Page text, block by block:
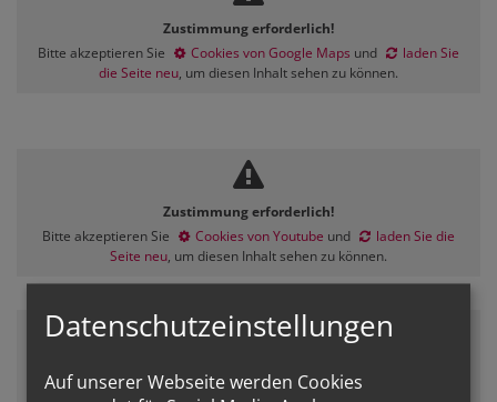
Zustimmung erforderlich!
Bitte akzeptieren Sie
Cookies von Google Maps und
laden Sie
die Seite neu, um diesen Inhalt sehen zu können.
Zustimmung erforderlich!
Bitte akzeptieren Sie
Cookies von Youtube und
laden Sie die
Seite neu, um diesen Inhalt sehen zu können.
Zustimmung erforderlich!
Bitte akzeptieren Sie
Cookies von Youtube
Datenschutzeinstellungen
Auf unserer Webseite werden Cookies